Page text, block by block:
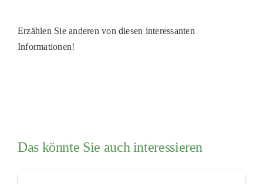
Erzählen Sie anderen von diesen interessanten
Informationen!
Das könnte Sie auch interessieren